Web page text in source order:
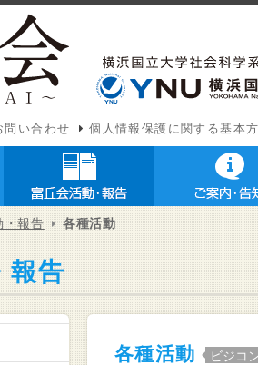
問い合わせ 個人情報保護に関する基本
・報告 各種活動
報告
各種活動 ビジコ